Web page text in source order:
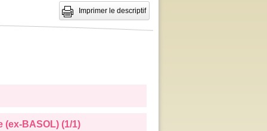
Imprimer le descriptif
BASOL) (1/1)